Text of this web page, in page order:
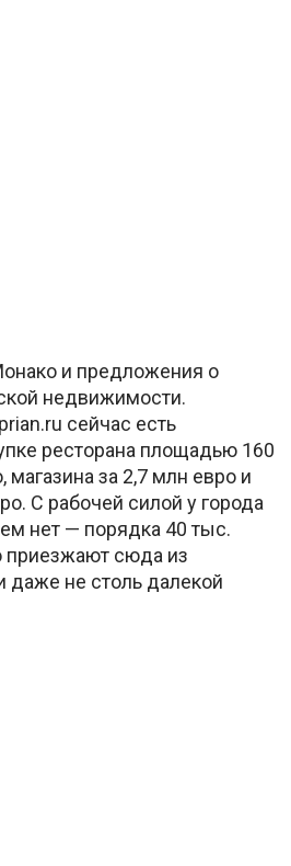
и предложения о
недвижимости.
сейчас есть
ресторана площадью 160
магазина за 2,7 млн евро и
С рабочей силой у города
нет — порядка 40 тыс.
приезжают сюда из
даже не столь далекой